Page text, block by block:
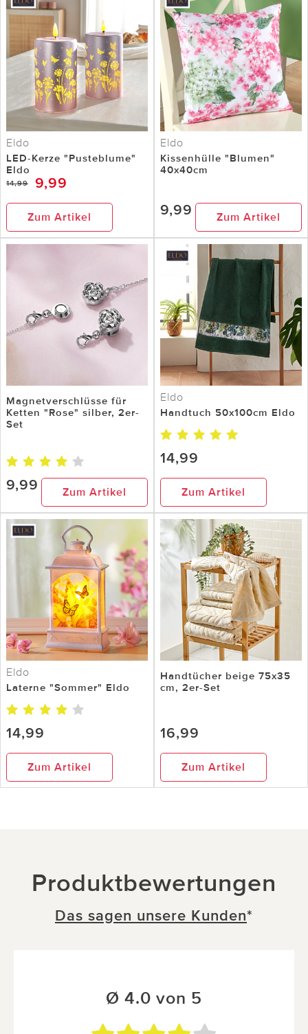
Eldo
LED-Kerze "Pusteblume"
Eldo
14,99 9,99
Zum Artikel
Eldo
Kissenhülle "Blumen"
40x40cm
9,99 Zum Artikel
Magnetverschlüsse für
Ketten "Rose" silber, 2er-
Set
9,99 Zum Artikel
Eldo
Handtuch 50x100cm Eldo
14,99
Zum Artikel
Eldo
Laterne "Sommer" Eldo
14,99
Zum Artikel
Handtücher beige 75x35
cm, 2er-Set
16,99
Zum Artikel
Produktbewertungen
Das sagen unsere Kunden*
Ø 4.0 von 5